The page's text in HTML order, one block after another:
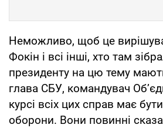
Неможливо, щоб це
Фокін і всі інші, хто там
президенту на цю тему
глава СБУ, командувач
курсі всіх цих справ має
оборони. Вони повинні